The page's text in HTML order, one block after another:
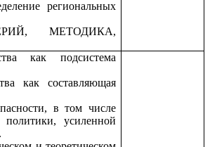
региональных
МЕТОДИКА,
как подсистема
как составляющая
в том числе
политики, усиленной